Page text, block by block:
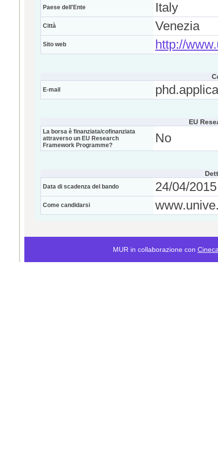
Paese dell'Ente Italy
Città Venezia
Sito web http://
E-mail
EU
La borsa è finanziata/cofinanziata
attraverso un EU Research
Framework Programme?
No
Data di scadenza del bando 24/04/
Come candidarsi
MUR in collaborazione con